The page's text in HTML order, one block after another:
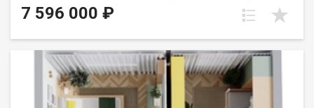
выделена в нишу. Идеальное решение для первого жилья или
в качестве инвестиций. Прекрасно подойдет молодой семье
7 596 000 ₽